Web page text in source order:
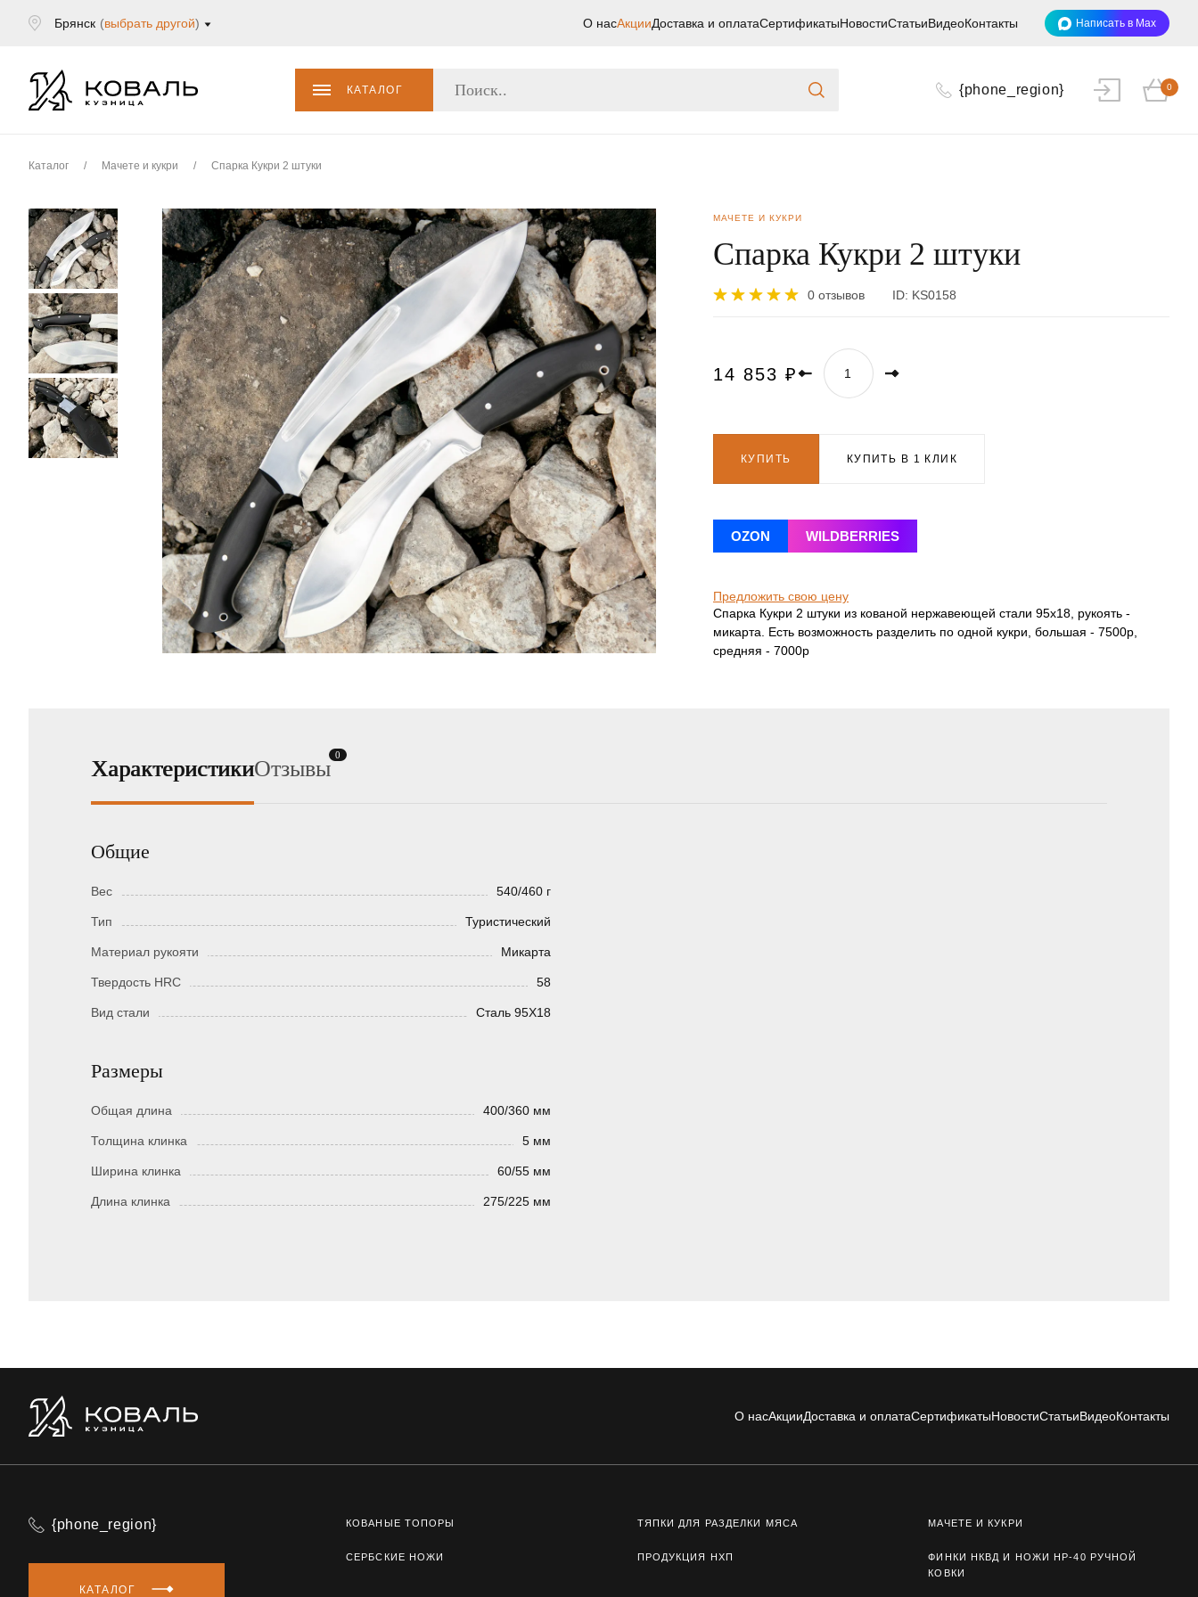
Брянск (выбрать другой) О насАкцииДоставка и оплатаСертификатыНовостиСтатьиВидеоКонтакты Написать в Max
КАТАЛОГ {phone_region} 0
Каталог / Мачете и кукри / Спарка Кукри 2 штуки
МАЧЕТЕ И КУКРИ
Спарка Кукри 2 штуки
0 отзывов ID: KS0158
14 853 ₽
КУПИТЬ КУПИТЬ В 1 КЛИК
OZON WILDBERRIES
Предложить свою цену
Спарка Кукри 2 штуки из кованой нержавеющей стали 95х18, рукоять -
микарта. Есть возможность разделить по одной кукри, большая - 7500р,
средняя - 7000р
ХарактеристикиОтзывы
0
Общие
Вес 540/460 г
Тип Туристический
Материал рукояти Микарта
Твердость HRC 58
Вид стали Сталь 95Х18
Размеры
Общая длина 400/360 мм
Толщина клинка 5 мм
Ширина клинка 60/55 мм
Длина клинка 275/225 мм
О насАкцииДоставка и оплатаСертификатыНовостиСтатьиВидеоКонтакты
{phone_region}
КАТАЛОГ
КОВАНЫЕ ТОПОРЫ ТЯПКИ ДЛЯ РАЗДЕЛКИ МЯСА МАЧЕТЕ И КУКРИ
СЕРБСКИЕ НОЖИ ПРОДУКЦИЯ НХП
ФИНКИ НКВД И НОЖИ НР-40 РУЧНОЙ
КОВКИ